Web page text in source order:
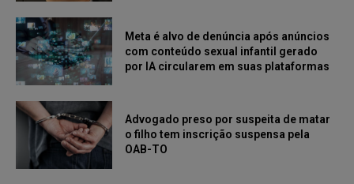
Meta é alvo de denúncia após anúncios
com conteúdo sexual infantil gerado
por IA circularem em suas plataformas
Advogado preso por suspeita de matar
o filho tem inscrição suspensa pela
OAB-TO